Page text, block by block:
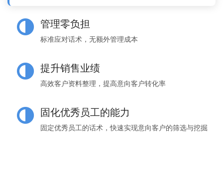
管理零负担
标准应对话术，无额外管理成本
提升销售业绩
高效客户资料整理，提高意向客户转化率
固化优秀员工的能力
固定优秀员工的话术，快速实现意向客户的筛选与挖掘